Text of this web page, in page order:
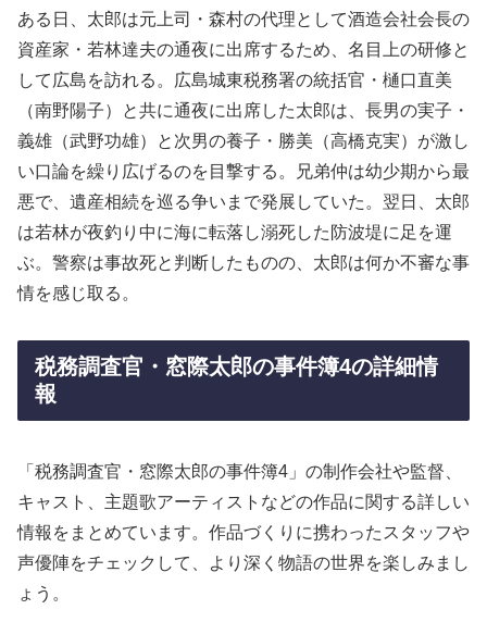
ある日、太郎は元上司・森村の代理として酒造会社会長の
資産家・若林達夫の通夜に出席するため、名目上の研修と
して広島を訪れる。広島城東税務署の統括官・樋口直美
（南野陽子）と共に通夜に出席した太郎は、長男の実子・
義雄（武野功雄）と次男の養子・勝美（高橋克実）が激し
い口論を繰り広げるのを目撃する。兄弟仲は幼少期から最
悪で、遺産相続を巡る争いまで発展していた。翌日、太郎
は若林が夜釣り中に海に転落し溺死した防波堤に足を運
ぶ。警察は事故死と判断したものの、太郎は何か不審な事
情を感じ取る。
税務調査官・窓際太郎の事件簿4の詳細情
報
「税務調査官・窓際太郎の事件簿4」の制作会社や監督、
キャスト、主題歌アーティストなどの作品に関する詳しい
情報をまとめています。作品づくりに携わったスタッフや
声優陣をチェックして、より深く物語の世界を楽しみまし
ょう。